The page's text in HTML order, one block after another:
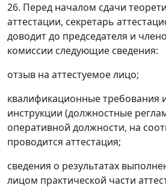
26. Перед началом сдачи
аттестации, секретарь
доводит до председателя и
комиссии следующие сведения:
отзыв на аттестуемое лицо;
квалификационные требования
инструкции (должностные
оперативной должности, на
проводится аттестация;
сведения о результатах
лицом практической части